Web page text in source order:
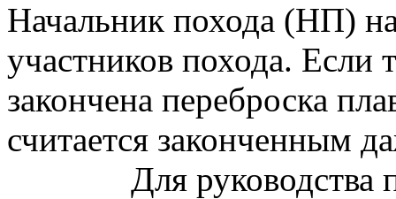
Начальник похода (НП)
участников похода. Если
закончена переброска
считается законченным
Для руководства